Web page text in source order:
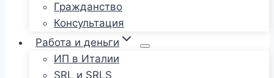
Гражданство
Консультация
Работа и деньги
ИП в Италии
SRL и SRLS